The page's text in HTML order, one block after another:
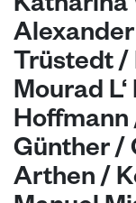
Katharina
Trüstedt
Mourad
Hoffmann
Günther /
Arthen /